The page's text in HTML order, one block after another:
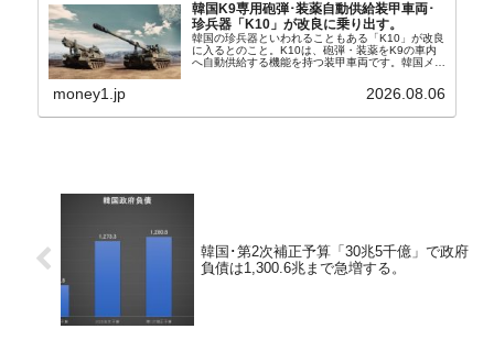
韓国K9専用砲弾･装薬自動供給装甲車両･
珍兵器「K10」が改良に乗り出す。
韓国の珍兵器といわれることもある「K10」が改良
に入るとのこと。K10は、砲弾・装薬をK9の車内
へ自動供給する機能を持つ装甲車両です。韓国メデ
から以下に一部を引きます。2005年に初めて...
money1.jp 2026.08.06
韓国･第2次補正予算「30兆5千億」で政府
負債は1,300.6兆まで急増する。